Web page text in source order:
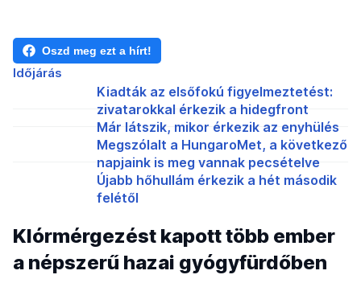
Oszd meg ezt a hírt!
Időjárás
Kiadták az elsőfokú figyelmeztetést:
zivatarokkal érkezik a hidegfront
Már látszik, mikor érkezik az enyhülés
Megszólalt a HungaroMet, a következő
napjaink is meg vannak pecsételve
Újabb hőhullám érkezik a hét második
felétől
Klórmérgezést kapott több ember
a népszerű hazai gyógyfürdőben